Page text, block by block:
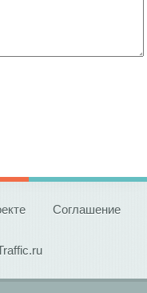
Соглашение